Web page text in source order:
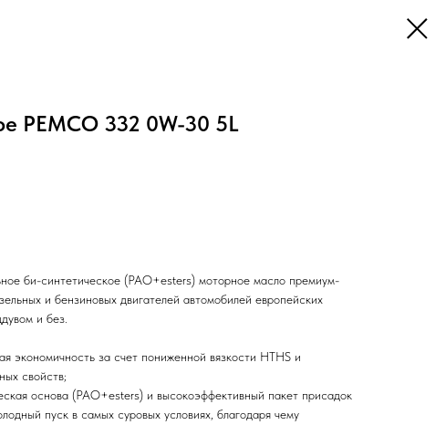
PEMCO 332 0W-30 5L
би-синтетическое (PAO+esters) моторное масло премиум-
и бензиновых двигателей автомобилей европейских
и без.
экономичность за счет пониженной вязкости HTHS и
свойств;
основа (PAO+esters) и высокоэффективный пакет присадок
пуск в самых суровых условиях, благодаря чему